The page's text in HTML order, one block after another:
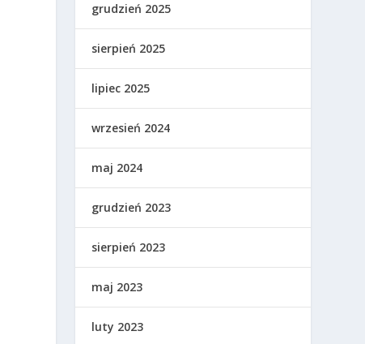
grudzień 2025
sierpień 2025
lipiec 2025
wrzesień 2024
maj 2024
grudzień 2023
sierpień 2023
maj 2023
luty 2023